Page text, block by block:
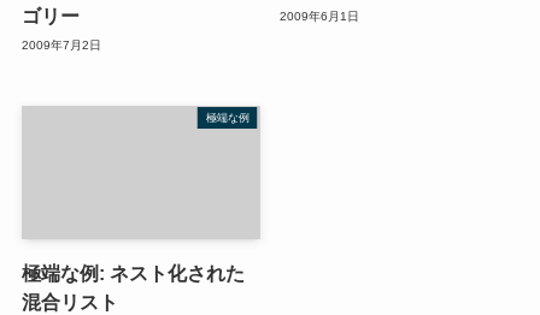
ゴリー
2009年7月2日
2009年6月1日
極端な例
極端な例: ネスト化された
混合リスト